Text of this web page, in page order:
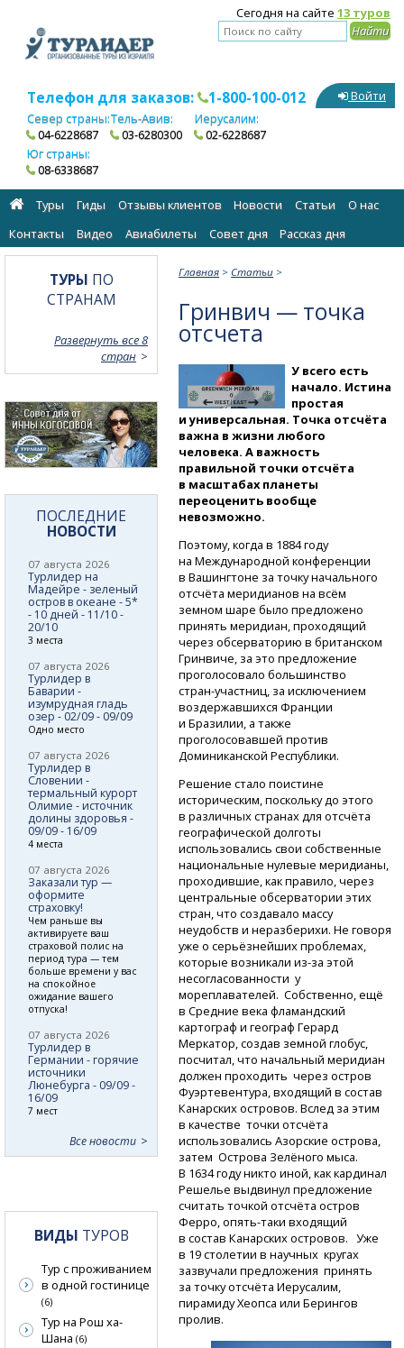
Сегодня на сайте 13 туров
Телефон для заказов: 1-800-100-012
Север страны:
04-6228687
Тель-Авив:
03-6280300
Иерусалим:
02-6228687
Юг страны:
08-6338687
Войти
Туры Гиды Отзывы клиентов Новости Статьи
О нас
Контакты
Видео Авиабилеты Cовет дня Рассказ дня
Главная > Статьи >
Гринвич — точка
отсчета
У всего есть
начало. Истина
простая
и универсальная. Точка отсчёта
важна в жизни любого
человека. А важность
правильной точки отсчёта
в масштабах планеты
переоценить вообще
невозможно.
Поэтому, когда в 1884 году
на Международной конференции
в Вашингтоне за точку начального
отсчёта меридианов на всём
земном шаре было предложено
принять меридиан, проходящий
через обсерваторию в британском
Гринвиче, за это предложение
проголосовало большинство
стран-участниц, за исключением
воздержавшихся Франции
и Бразилии, а также
проголосовавшей против
Доминиканской Республики.
Решение стало поистине
историческим, поскольку до этого
в различных странах для отсчёта
географической долготы
использовались свои собственные
национальные нулевые меридианы,
проходившие, как правило, через
центральные обсерватории этих
стран, что создавало массу
неудобств и неразберихи. Не говоря
уже о серьёзнейших проблемах,
которые возникалииз-за этой
несогласованности у
мореплавателей. Собственно, ещё
в Средние века фламандский
картограф и географ Герард
Меркатор, создав земной глобус,
посчитал, что начальный меридиан
должен проходить через остров
Фуэртевентура, входящий в состав
Канарских островов. Вслед за этим
в качестве точки отсчёта
использовались Азорские острова,
затем Острова Зелёного мыса.
В 1634 году никто иной, как кардинал
Решелье выдвинул предложение
считать точкой отсчёта остров
Ферро,опять-таки входящий
в состав Канарских островов. Уже
в 19 столетии в научных кругах
зазвучали предложения принять
за точку отсчёта Иерусалим,
пирамиду Хеопса или Берингов
пролив.
ТУРЫ ПО
СТРАНАМ
Развернуть все 8
стран
ПОСЛЕДНИЕ
НОВОСТИ
07 августа 2026
Турлидер на
Мадейре - зеленый
остров в океане - 5*
- 10 дней - 11/10 -
20/10
3 места
07 августа 2026
Турлидер в
Баварии -
изумрудная гладь
озер - 02/09 - 09/09
Одно место
07 августа 2026
Турлидер в
Словении -
термальный курорт
Олимие - источник
долины здоровья -
09/09 - 16/09
4 места
07 августа 2026
Заказали тур —
оформите
страховку!
Чем раньше вы
активируете ваш
страховой полис на
период тура — тем
больше времени у вас
на спокойное
ожидание вашего
отпуска!
07 августа 2026
Турлидер в
Германии - горячие
источники
Люнебурга - 09/09 -
16/09
7 мест
Все новости
ВИДЫ ТУРОВ
Тур с проживанием
в одной гостинице
(6)
Тур на Рош ха-
Шана (6)